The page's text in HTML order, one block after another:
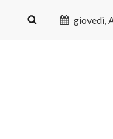
giovedì,